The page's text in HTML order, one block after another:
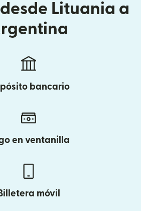
Lituania a
bancario
en ventanilla
Billetera móvil